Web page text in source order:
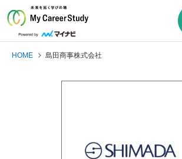
HOME 島田商事株式会社